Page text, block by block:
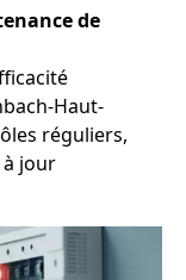
de
Haut-
réguliers,
jour